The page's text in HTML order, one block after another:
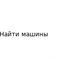
Найти машины